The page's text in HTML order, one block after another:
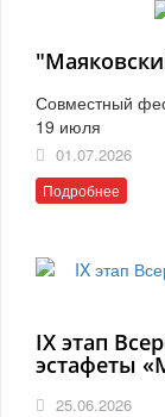
Совместный
19 июля
01.07.2026
Подробнее
IX этап
эстафеты
25.06.2026